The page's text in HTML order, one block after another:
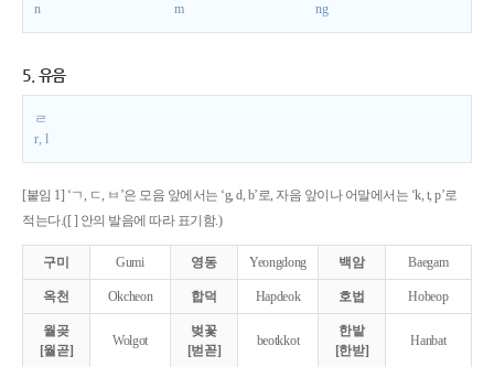
n
m
ng
5. 유음
ㄹ
r, l
[붙임 1] ‘ㄱ, ㄷ, ㅂ’은 모음 앞에서는 ‘g, d, b’로, 자음 앞이나 어말에서는 ‘k, t, p’로
적는다.([ ] 안의 발음에 따라 표기함.)
구미 Gumi 영동 Yeongdong 백암 Baegam
옥천 Okcheon 합덕 Hapdeok 호법 Hobeop
월곶
[월곧]
Wolgot
벚꽃
[벋꼳]
beotkkot
한밭
[한받]
Hanbat